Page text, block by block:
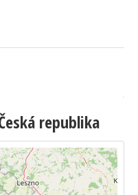
republika